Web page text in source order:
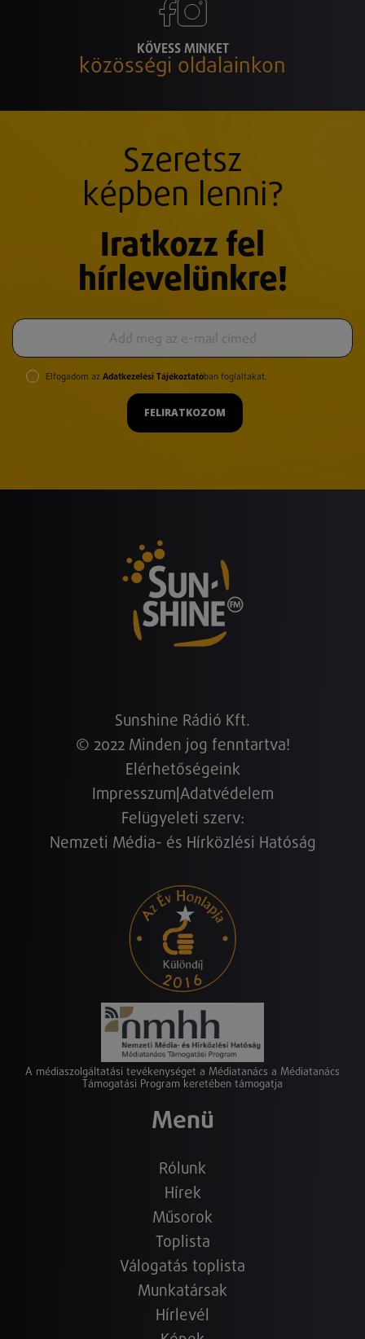
KÖVESS MINKET
közösségi oldalainkon
Szeretsz
képben lenni?
Iratkozz fel
hírlevelünkre!
Elfogadom az Adatkezelési Tájékoztatóban foglaltakat.
FELIRATKOZOM
Sunshine Rádió Kft.
© 2022 Minden jog fenntartva!
Elérhetőségeink
Impresszum Adatvédelem
Felügyeleti szerv:
Nemzeti Média- és Hírközlési Hatóság
A médiaszolgáltatási tevékenységet a Médiatanács a Médiatanács
Támogatási Program keretében támogatja
Menü
Rólunk
Hírek
Műsorok
Toplista
Válogatás toplista
Munkatársak
Hírlevél